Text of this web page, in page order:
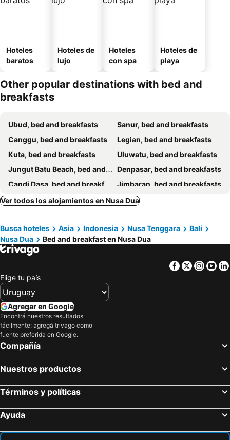
Hoteles
baratos
Hoteles de
lujo
Hoteles
con spa
Hoteles de
playa
Other popular destinations with bed and
breakfasts
Ubud, bed and breakfasts
Sanur, bed and breakfasts
Canggu, bed and breakfasts
Legian, bed and breakfasts
Kuta, bed and breakfasts
Uluwatu, bed and breakfasts
Jungut Batu Beach, bed and breakfasts
Denpasar, bed and breakfasts
Candi Dasa, bed and breakfasts
Jimbaran, bed and breakfasts
Klungkung, bed and breakfasts
Seminyak, bed and breakfasts
Badung, bed and breakfasts
Mushroom Bay, bed and breakfasts
Bangli, bed and breakfasts
Tabanan, bed and breakfasts
Tanjung Benoa, bed and breakfasts
Semarapura, bed and breakfasts
Mengwi, bed and breakfasts
Ver todos los alojamientos en Nusa Dua
Busca hoteles Asia Indonesia Nusa Tenggara
Bali
Nusa Dua
Bed and breakfast en Nusa Dua
Facebook
Twitter
Elige tu país
Agregar en Google
Encontrá nuestros resultados
fácilmente: agregá trivago como
fuente preferida en Google.
Compañía
Nuestros productos
Términos y políticas
Ayuda